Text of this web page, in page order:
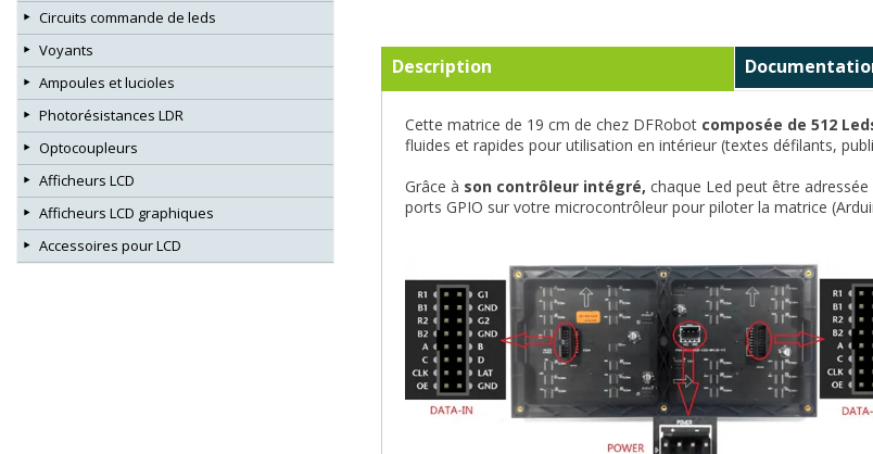
Description
Cette matrice de 19 cm de chez DFRobot composée de 512
fluides et rapides pour utilisation en intérieur (textes défilants,
Grâce à son contrôleur intégré, chaque Led peut être
ports GPIO sur votre microcontrôleur pour piloter la matrice
Circuits commande de leds
Voyants
Ampoules et lucioles
Photorésistances LDR
Optocoupleurs
Afficheurs LCD
Afficheurs LCD graphiques
Accessoires pour LCD